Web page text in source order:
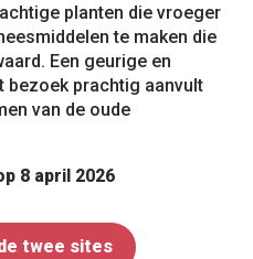
planten die vroeger
te maken die
Een geurige en
bezoek prachtig aanvult
van de oude
8 april 2026
twee sites